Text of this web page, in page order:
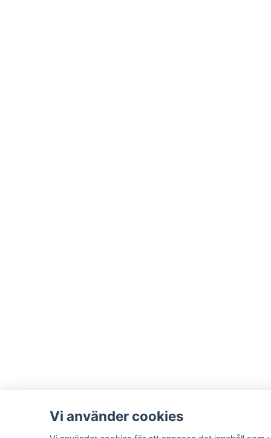
Vi använder cookies